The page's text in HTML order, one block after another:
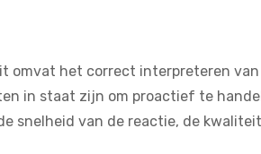
omvat het correct interpreteren van
in staat zijn om proactief te
snelheid van de reactie, de